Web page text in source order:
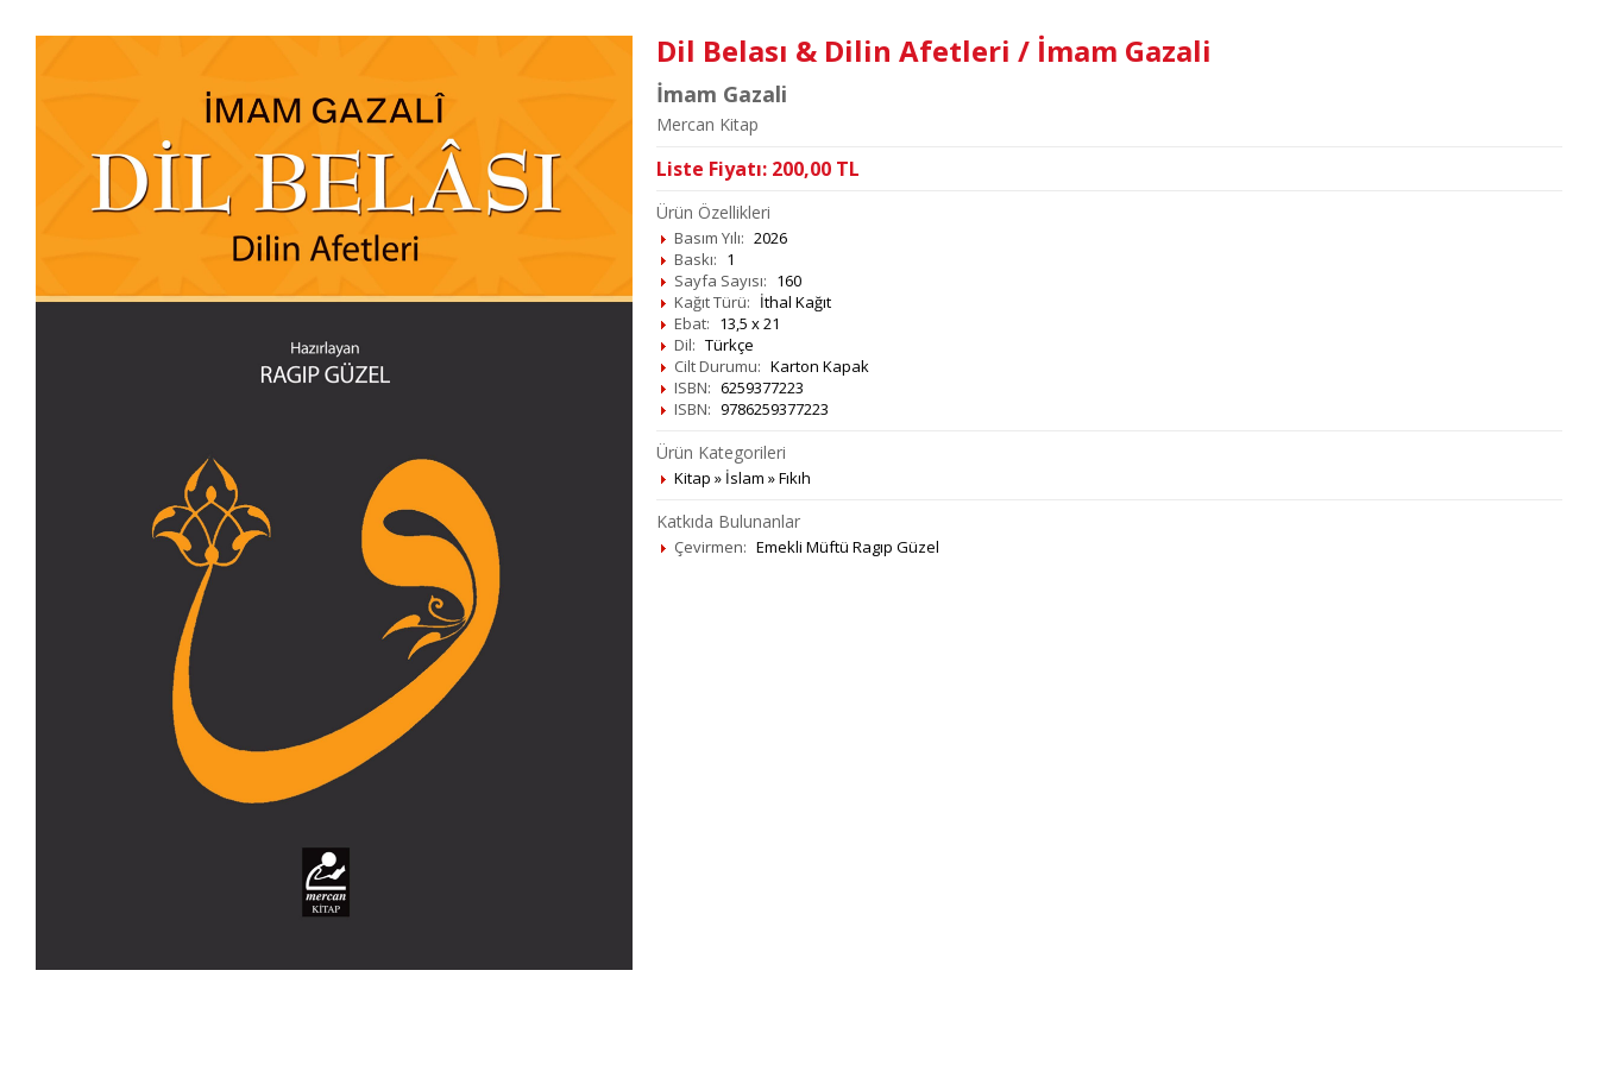
Dil Belası & Dilin Afetleri / İmam Gazali
İmam Gazali
Mercan Kitap
Liste Fiyatı: 200,00TL
Ürün Özellikleri
Basım Yılı: 2026
Baskı: 1
Sayfa Sayısı: 160
Kağıt Türü: İthal Kağıt
Ebat: 13,5 x 21
Dil: Türkçe
Cilt Durumu: Karton Kapak
ISBN: 6259377223
ISBN: 9786259377223
Ürün Kategorileri
Kitap » İslam »Fıkıh
Katkıda Bulunanlar
Çevirmen: Emekli Müftü Ragıp Güzel